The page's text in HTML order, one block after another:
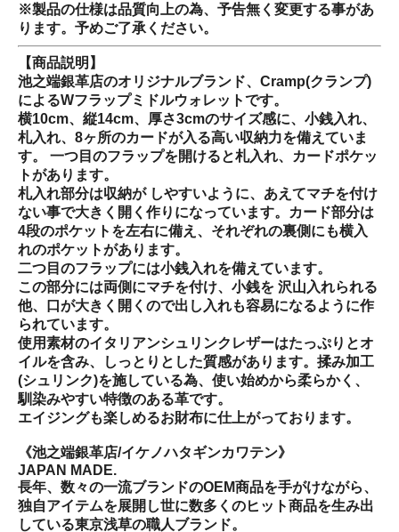
※製品の仕様は品質向上の為、予告無く変更する事があ
ります。予めご了承ください。
【商品説明】
池之端銀革店のオリジナルブランド、Cramp(クランプ)
によるWフラップミドルウォレットです。
横10cm、縦14cm、厚さ3cmのサイズ感に、小銭入れ、
札入れ、8ヶ所のカードが入る高い収納力を備えていま
す。 一つ目のフラップを開けると札入れ、カードポケッ
トがあります。
札入れ部分は収納が しやすいように、あえてマチを付け
ない事で大きく開く作りになっています。カード部分は
4段のポケットを左右に備え、それぞれの裏側にも横入
れのポケットがあります。
二つ目のフラップには小銭入れを備えています。
この部分には両側にマチを付け、小銭を 沢山入れられる
他、口が大きく開くので出し入れも容易になるように作
られています。
使用素材のイタリアンシュリンクレザーはたっぷりとオ
イルを含み、しっとりとした質感があります。揉み加工
(シュリンク)を施している為、使い始めから柔らかく、
馴染みやすい特徴のある革です。
エイジングも楽しめるお財布に仕上がっております。
《池之端銀革店/イケノハタギンカワテン》
JAPAN MADE.
長年、数々の一流ブランドのOEM商品を手がけながら、
独自アイテムを展開し世に数多くのヒット商品を生み出
している東京浅草の職人ブランド。